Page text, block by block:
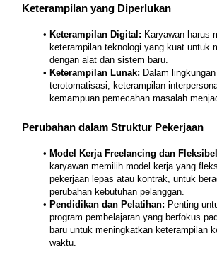
Keterampilan yang Diperlukan
Keterampilan Digital: Karyawan harus
keterampilan teknologi yang kuat untuk
dengan alat dan sistem baru.
Keterampilan Lunak: Dalam
terotomatisasi, keterampilan
kemampuan pemecahan masalah
Perubahan dalam Struktur Pekerjaan
Model Kerja Freelancing dan
karyawan memilih model kerja yang
pekerjaan lepas atau kontrak, untuk
perubahan kebutuhan pelanggan.
Pendidikan dan Pelatihan: Penting
program pembelajaran yang berfokus
baru untuk meningkatkan keterampilan
waktu.